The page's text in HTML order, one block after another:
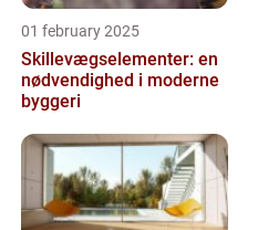
01 february 2025
Skillevægselementer: en
nødvendighed i moderne
byggeri